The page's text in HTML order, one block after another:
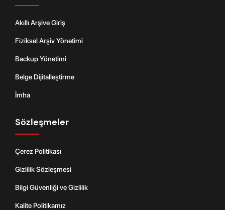
Akıllı Arşive Giriş
Fiziksel Arşiv Yönetimi
Backup Yönetimi
Belge Dijitalleştirme
İmha
Sözleşmeler
Çerez Politikası
Gizlilik Sözleşmesi
Bilgi Güvenliği ve Gizlilik
Kalite Politikamız